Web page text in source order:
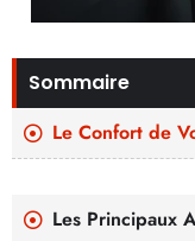
Sommaire
Le Confort de
Les Principaux